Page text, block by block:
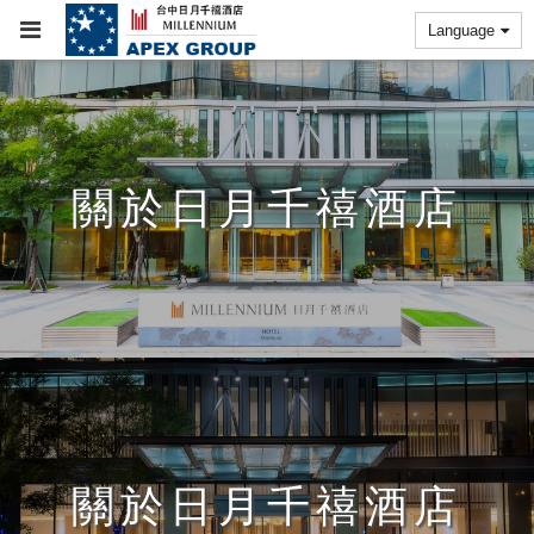
Language
關於日月千禧酒店
關於日月千禧酒店